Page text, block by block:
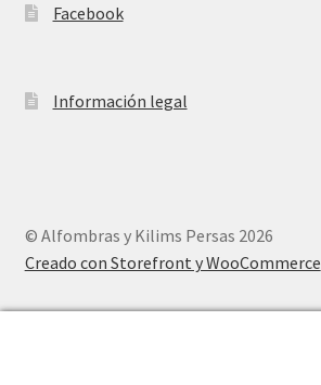
Facebook
Información legal
© Alfombras y Kilims Persas 2026
Creado con Storefront y WooCommerce